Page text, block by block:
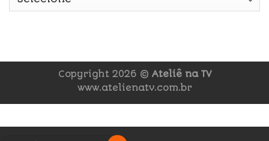
Copyright 2026 © Ateliê na TV
www.atelienatv.com.br